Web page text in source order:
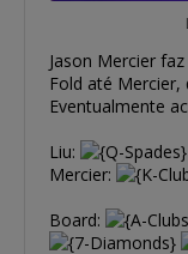
Jason Mercier
Fold até
Eventualmente
Liu:
Mercier:
Board: